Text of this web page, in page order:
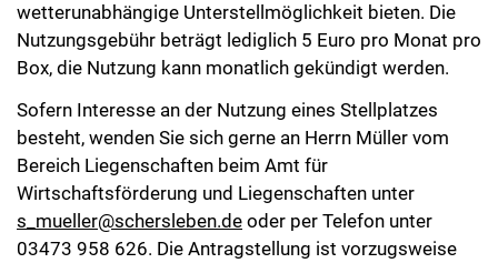
wetterunabhängige Unterstellmöglichkeit bieten. Die
Nutzungsgebühr beträgt lediglich 5 Euro pro Monat pro
Box, die Nutzung kann monatlich gekündigt werden.
Sofern Interesse an der Nutzung eines Stellplatzes
besteht, wenden Sie sich gerne an Herrn Müller vom
Bereich Liegenschaften beim Amt für
Wirtschaftsförderung und Liegenschaften unter
s_mueller@schersleben.de oder per Telefon unter
03473 958 626. Die Antragstellung ist vorzugsweise